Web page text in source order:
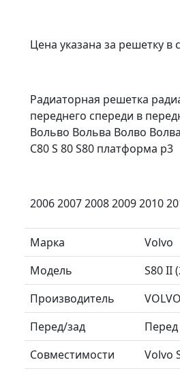
Цена указана за решетку в
Радиаторная решетка
переднего спереди в
Вольво Вольва Волво
С80 S 80 S80 платформа p3
2006 2007 2008 2009 2010
Марка
Volvo
Модель
S80 II
Производитель
VOLVO
Перед/зад
Перед
Совместимости
Volvo